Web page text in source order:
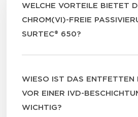
WELCHE VORTEILE BIETET
CHROM(VI)-FREIE
SURTEC® 650?
WIESO IST DAS ENTFETTEN
VOR EINER IVD-
WICHTIG?